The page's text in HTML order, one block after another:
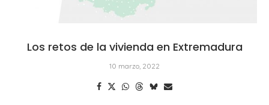
Los retos de la vivienda en Extremadura
10 marzo, 2022